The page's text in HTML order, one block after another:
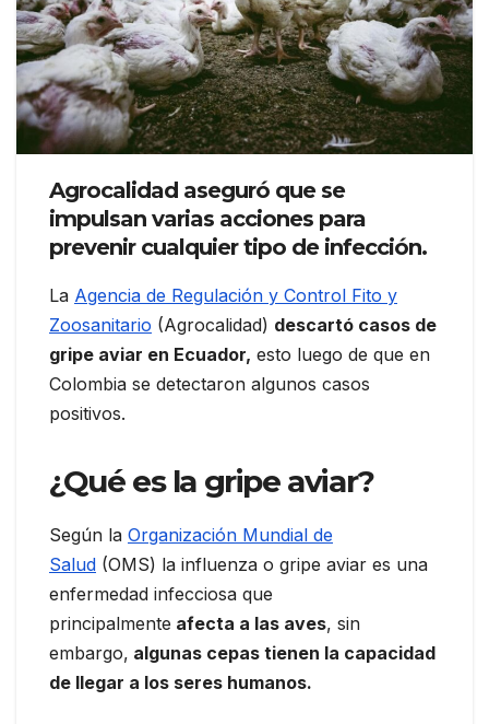
Agrocalidad aseguró que se
impulsan varias acciones para
prevenir cualquier tipo de infección.
La Agencia de Regulación y Control Fito y
Zoosanitario (Agrocalidad) descartó casos de
gripe aviar en Ecuador, esto luego de que en
Colombia se detectaron algunos casos
positivos.
¿Qué es la gripe aviar?
Según la Organización Mundial de
Salud (OMS) la influenza o gripe aviar es una
enfermedad infecciosa que
principalmente afecta a las aves, sin
embargo, algunas cepas tienen la capacidad
de llegar a los seres humanos.